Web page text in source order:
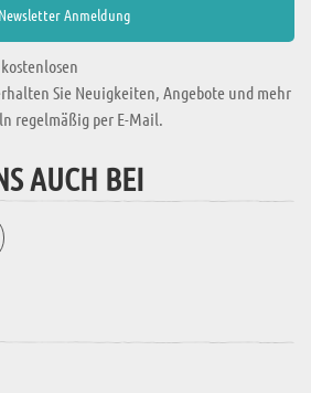
Sie Neuigkeiten, Angebote und mehr
regelmäßig per E-Mail.
AUCH BEI